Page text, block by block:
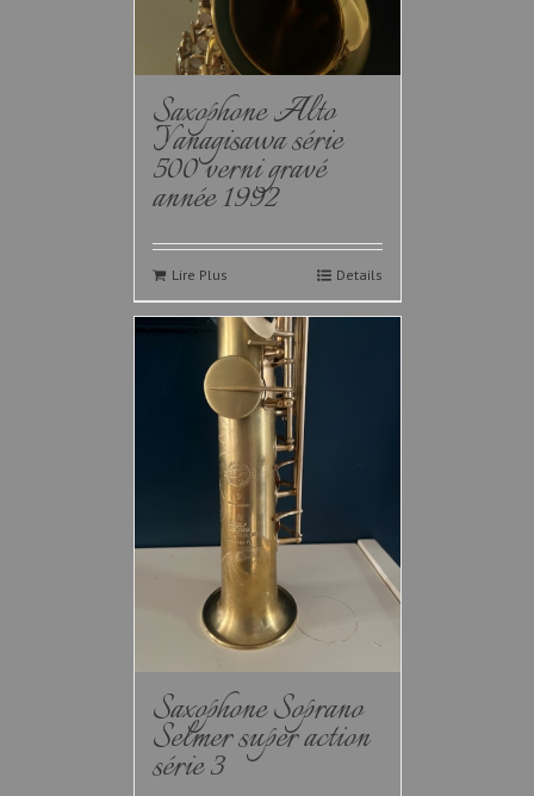
Saxophone Alto
Yanagisawa série
500 verni gravé
année 1992
Lire Plus Details
Saxophone Soprano
Selmer super action
série 3